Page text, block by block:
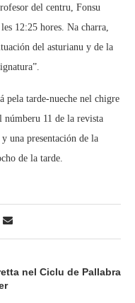
del centru, Fonsu
12:25 hores. Na charra,
del asturianu y de la
pela tarde-nueche nel chigre
númberu 11 de la revista
una presentación de la
de la tarde.
nel Ciclu de Pallabra